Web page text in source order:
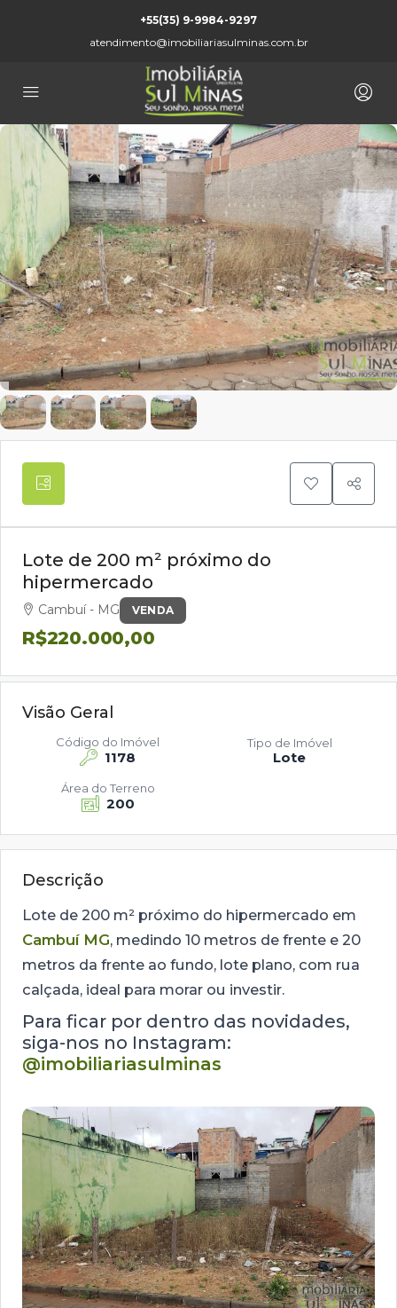
+55(35) 9-9984-9297
atendimento@imobiliariasulminas.com.br
VENDA
Lote de 200 m² próximo do
hipermercado
Cambuí - MG
R$220.000,00
Visão Geral
1178
Código do Imóvel
Lote
Tipo de Imóvel
200
Área do Terreno
Descrição
Lote de 200 m² próximo do hipermercado em
Cambuí MG, medindo 10 metros de frente e 20
metros da frente ao fundo, lote plano, com rua
calçada, ideal para morar ou investir.
Para ficar por dentro das novidades,
siga-nos no Instagram:
@imobiliariasulminas